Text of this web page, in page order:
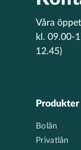
Våra
kl. 09.00-
12.45)
Produkter
Bolån
Privatlån